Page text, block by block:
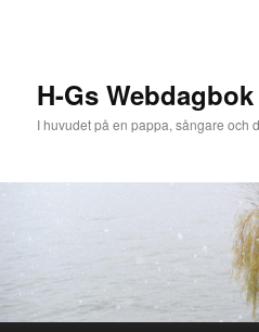
H-Gs Webdagbok
I huvudet på en pappa, sångare och